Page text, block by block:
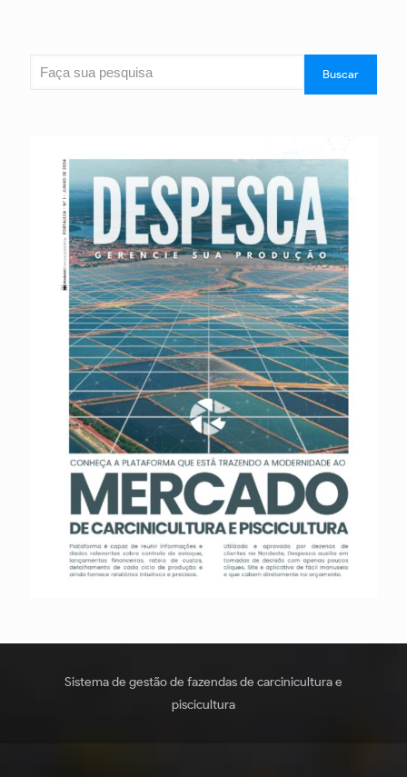
Pesquisar
Buscar
Sistema de gestão de fazendas de carcinicultura e
piscicultura